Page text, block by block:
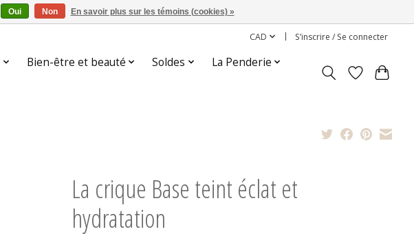
CAD S’inscrire / Se connecter
Bien-être et beauté Soldes
La Penderie
La crique Base teint éclat et
hydratation
Oui Non En savoir plus sur les témoins (cookies) »